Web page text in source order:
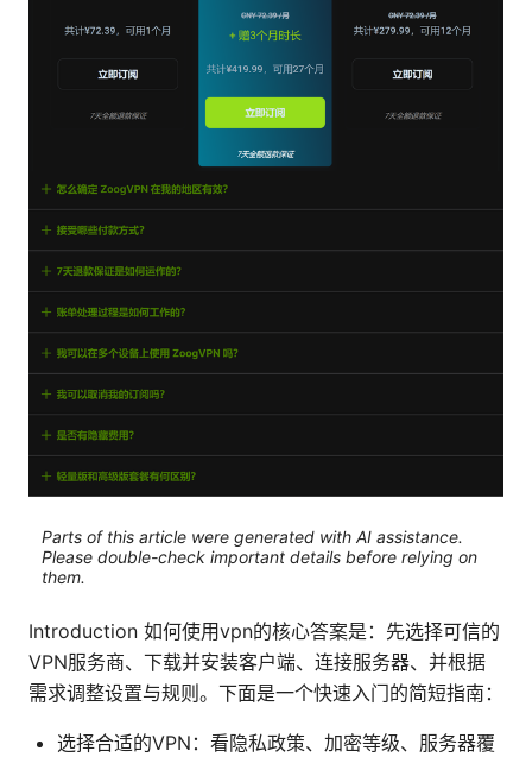
Parts of this article were generated with AI assistance.
Please double-check important details before relying on
them.
Introduction 如何使用vpn的核心答案是：先选择可信的
VPN服务商、下载并安装客户端、连接服务器、并根据
需求调整设置与规则。下面是一个快速入门的简短指南：
选择合适的VPN：看隐私政策、加密等级、服务器覆